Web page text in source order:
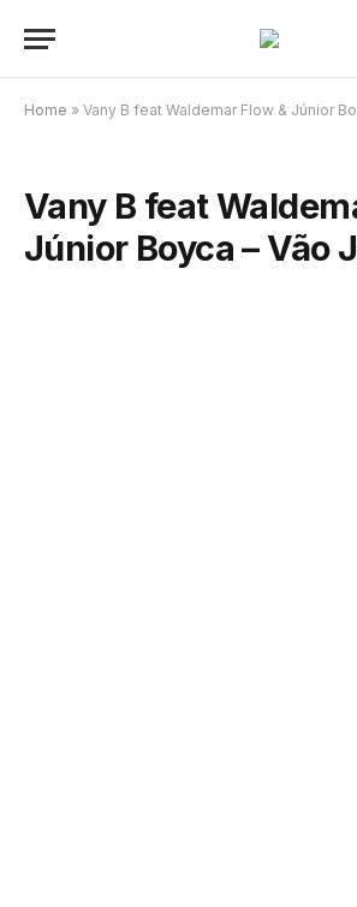
Home » Vany B feat Waldemar Flow & Júnior
Vany B feat
Júnior Boyca – Vão